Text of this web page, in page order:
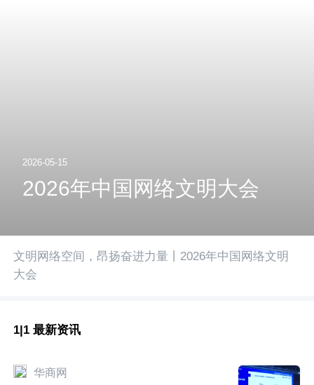
2026-05-15
2026年中国网络文明大会
文明网络空间，昂扬奋进力量丨2026年中国网络文明
大会
1|1 最新资讯
华商网